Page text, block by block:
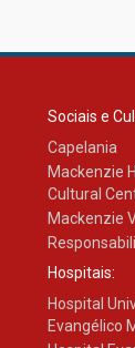
04.08.2026
Sociais e
Capelania
Mackenzie
Cultural
Mackenzie
Hospitais:
Hospital
Evangélico